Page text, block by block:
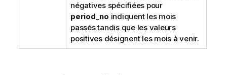
négatives spécifiées pour
period_no indiquent les mois
passés tandis que les valeurs
positives désignent les mois à venir.